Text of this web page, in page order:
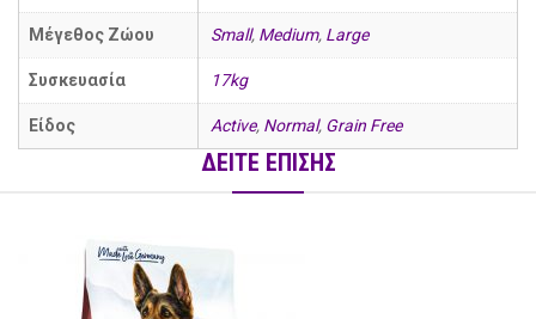
Μέγεθος Ζώου Small, Medium, Large
Συσκευασία 17kg
Είδος Active, Normal, Grain Free
ΔΕΙΤΕ ΕΠΙΣΗΣ